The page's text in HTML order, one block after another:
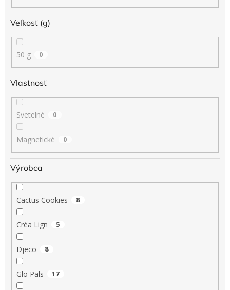
Veľkosť (g)
50 g 0
Vlastnosť
Svetelné 0
Magnetické 0
Výrobca
Cactus Cookies 8
Créa Lign 5
Djeco 8
Glo Pals 17